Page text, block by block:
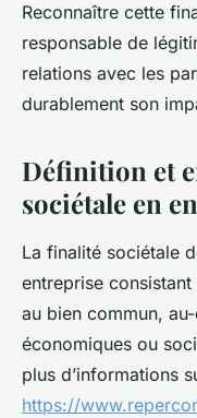
Reconnaître cette
responsable de
relations avec les
durablement son
Définition et
sociétale en
La finalité sociétale
entreprise
au bien commun,
économiques ou
plus d’informations
https://